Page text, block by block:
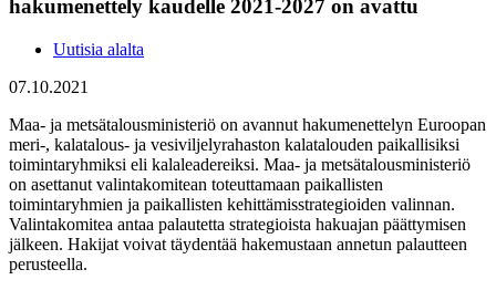
hakumenettely kaudelle 2021-2027 on avattu
Uutisia alalta
07.10.2021
Maa- ja metsätalousministeriö on avannut hakumenettelyn Euroopan
meri-, kalatalous- ja vesiviljelyrahaston kalatalouden paikallisiksi
toimintaryhmiksi eli kalaleadereiksi. Maa- ja metsätalousministeriö
on asettanut valintakomitean toteuttamaan paikallisten
toimintaryhmien ja paikallisten kehittämisstrategioiden valinnan.
Valintakomitea antaa palautetta strategioista hakuajan päättymisen
jälkeen. Hakijat voivat täydentää hakemustaan annetun palautteen
perusteella.